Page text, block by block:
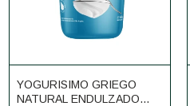
YOGURISIMO GRIEGO
NATURAL ENDULZADO